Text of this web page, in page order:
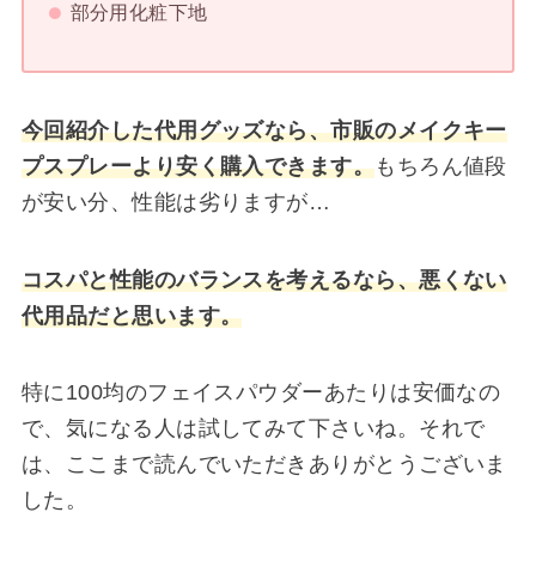
部分用化粧下地
今回紹介した代用グッズなら、市販のメイクキー
プスプレーより安く購入できます。もちろん値段
が安い分、性能は劣りますが…
コスパと性能のバランスを考えるなら、悪くない
代用品だと思います。
特に100均のフェイスパウダーあたりは安価なの
で、気になる人は試してみて下さいね。それで
は、ここまで読んでいただきありがとうございま
した。